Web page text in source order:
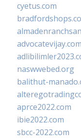
cyetus.com
advocatevijay.com
naswwebed.org
balithut-
aprce2022.com
ibie2022.com
sbcc-2022.com